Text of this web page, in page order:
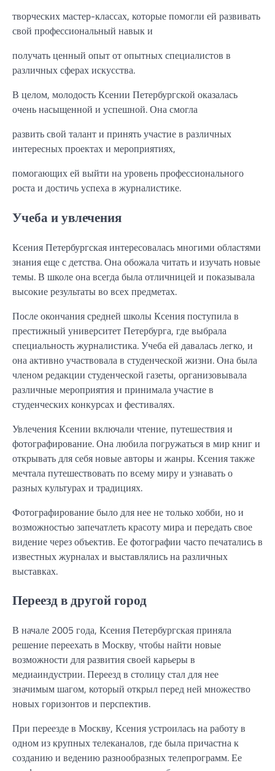
творческих мастер-классах, которые помогли ей развивать
свой профессиональный навык и
получать ценный опыт от опытных специалистов в
различных сферах искусства.
В целом, молодость Ксении Петербургской оказалась
очень насыщенной и успешной. Она смогла
развить свой талант и принять участие в различных
интересных проектах и мероприятиях,
помогающих ей выйти на уровень профессионального
роста и достичь успеха в журналистике.
Учеба и увлечения
Ксения Петербургская интересовалась многими областями
знания еще с детства. Она обожала читать и изучать новые
темы. В школе она всегда была отличницей и показывала
высокие результаты во всех предметах.
После окончания средней школы Ксения поступила в
престижный университет Петербурга, где выбрала
специальность журналистика. Учеба ей давалась легко, и
она активно участвовала в студенческой жизни. Она была
членом редакции студенческой газеты, организовывала
различные мероприятия и принимала участие в
студенческих конкурсах и фестивалях.
Увлечения Ксении включали чтение, путешествия и
фотографирование. Она любила погружаться в мир книг и
открывать для себя новые авторы и жанры. Ксения также
мечтала путешествовать по всему миру и узнавать о
разных культурах и традициях.
Фотографирование было для нее не только хобби, но и
возможностью запечатлеть красоту мира и передать свое
видение через объектив. Ее фотографии часто печатались в
известных журналах и выставлялись на различных
выставках.
Переезд в другой город
В начале 2005 года, Ксения Петербургская приняла
решение переехать в Москву, чтобы найти новые
возможности для развития своей карьеры в
медиаиндустрии. Переезд в столицу стал для нее
значимым шагом, который открыл перед ней множество
новых горизонтов и перспектив.
При переезде в Москву, Ксения устроилась на работу в
одном из крупных телеканалов, где была причастна к
созданию и ведению разнообразных телепрограмм. Ее